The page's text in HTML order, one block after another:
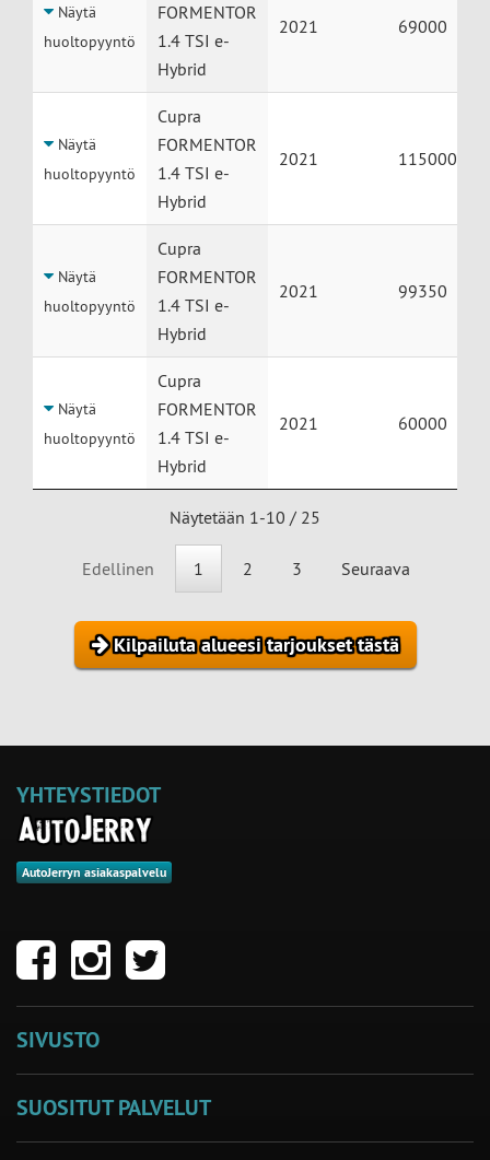
Näytä
huoltopyyntö
FORMENTOR
1.4 TSI e-
Hybrid
2021 69000
Näytä
huoltopyyntö
Cupra
FORMENTOR
1.4 TSI e-
Hybrid
2021 115000
Näytä
huoltopyyntö
Cupra
FORMENTOR
1.4 TSI e-
Hybrid
2021 99350
Näytä
huoltopyyntö
Cupra
FORMENTOR
1.4 TSI e-
Hybrid
2021 60000
Näytetään 1-10 / 25
Edellinen 1 2 3 Seuraava
Kilpailuta alueesi tarjoukset tästä
YHTEYSTIEDOT
AutoJerryn asiakaspalvelu
SIVUSTO
SUOSITUT PALVELUT